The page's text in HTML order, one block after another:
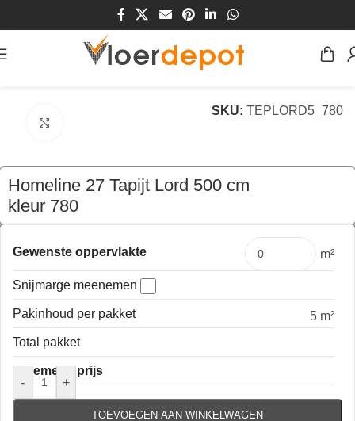
/Vloeren/Tapijt
SKU: TEPLORD5_780
Homeline 27 Tapijt Lord 500 cm
kleur 780
€144,50 per mtr
Gewenste oppervlakte m²
Snijmarge meenemen
Pakinhoud per pakket
5 m²
Total pakket
Algemene prijs
-
+
TOEVOEGEN AAN WINKELWAGEN